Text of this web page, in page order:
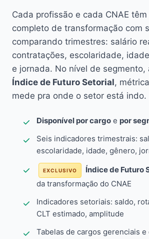
Cada profissão e cada CNAE
completo de transformação com
comparando trimestres: salário
contratações, escolaridade,
e jornada. No nível de segmento,
Índice de Futuro Setorial,
mede pra onde o setor está indo.
Disponível por cargo e por
Seis indicadores trimestrais:
escolaridade, idade, gênero,
EXCLUSIVO Índice de Futuro
da transformação do CNAE
Indicadores setoriais: saldo,
CLT estimado, amplitude
Tabelas de cargos gerenciais